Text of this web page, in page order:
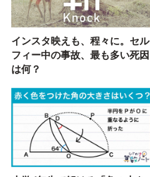
インスタ映えも、程々に。セル
フィー中の事故、最も多い死因
は何？